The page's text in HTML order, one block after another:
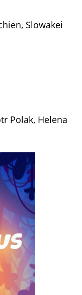
Slowakei
Polak, Helena